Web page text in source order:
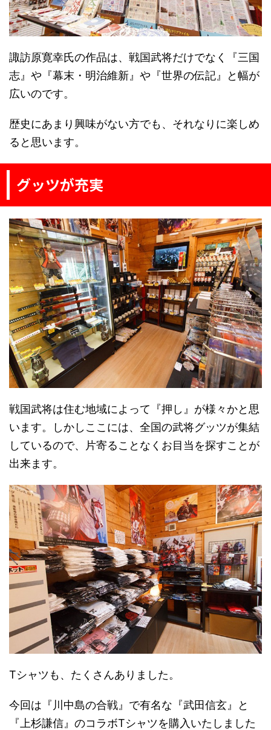
諏訪原寛幸氏の作品は、戦国武将だけでなく『三国
志』や『幕末・明治維新』や『世界の伝記』と幅が
広いのです。
歴史にあまり興味がない方でも、それなりに楽しめ
ると思います。
グッツが充実
戦国武将は住む地域によって『押し』が様々かと思
います。しかしここには、全国の武将グッツが集結
しているので、片寄ることなくお目当を探すことが
出来ます。
Tシャツも、たくさんありました。
今回は『川中島の合戦』で有名な『武田信玄』と
『上杉謙信』のコラボTシャツを購入いたしました